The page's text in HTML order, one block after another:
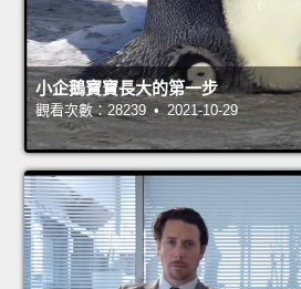
小企鵝寶寶長大的第一步
觀看次數：28239 • 2021-10-29